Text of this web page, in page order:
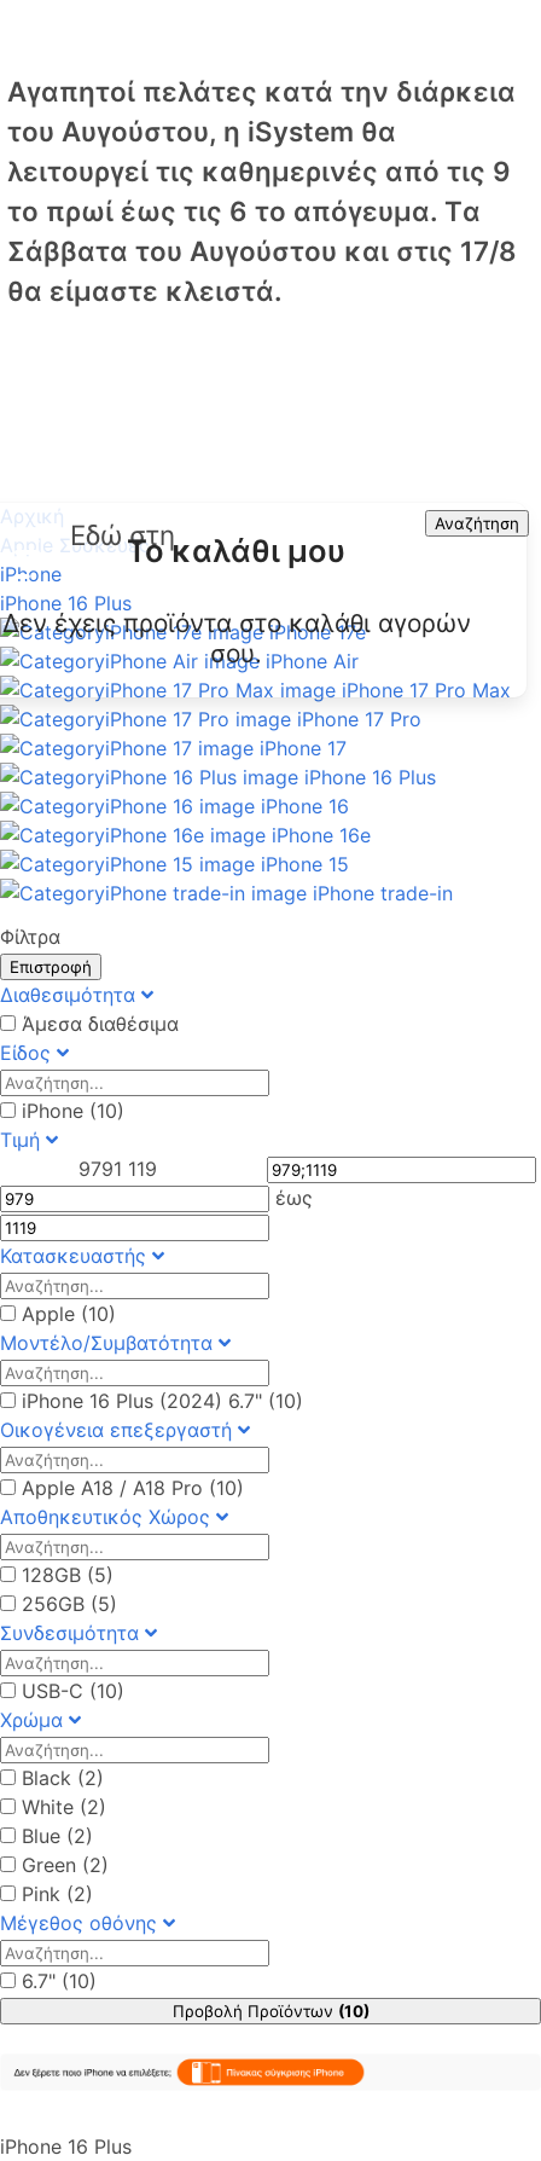
Αγαπητοί πελάτες κατά την διάρκεια
του Αυγούστου, η iSystem θα
λειτουργεί τις καθημερινές από τις 9
το πρωί έως τις 6 το απόγευμα. Tα
Σάββατα του Αυγούστου και στις 17/8
θα είμαστε κλειστά.
Αναζήτηση
Το καλάθι μου
Δεν έχεις προϊόντα στο καλάθι αγορών
σου.
Αρχική
Apple Συσκευές
iPhone
iPhone 16 Plus
iPhone 17e
iPhone Air
iPhone 17 Pro Max
iPhone 17 Pro
iPhone 17
iPhone 16 Plus
iPhone 16
iPhone 16e
iPhone 15
iPhone trade-in
Φίλτρα
Επιστροφή
Διαθεσιμότητα
Άμεσα διαθέσιμα
Είδος
iPhone (10)
Τιμή
9791 119
έως
Κατασκευαστής
Apple (10)
Μοντέλο/Συμβατότητα
iPhone 16 Plus (2024) 6.7" (10)
Οικογένεια επεξεργαστή
Apple A18 / A18 Pro (10)
Αποθηκευτικός Χώρος
128GB (5)
256GB (5)
Συνδεσιμότητα
USB-C (10)
Χρώμα
Black (2)
White (2)
Blue (2)
Green (2)
Pink (2)
Μέγεθος οθόνης
6.7" (10)
Προβολή Προϊόντων (10)
iPhone 16 Plus